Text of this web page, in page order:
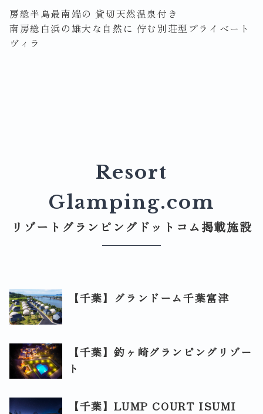
房総半島最南端の 貸切天然温泉付き
南房総白浜の雄大な自然に 佇む別荘型プライベート
ヴィラ
Resort
Glamping.com
リゾートグランピングドットコム掲載施設
【千葉】グランドーム千葉富津
【千葉】釣ヶ崎グランピングリゾー
ト
【千葉】LUMP COURT ISUMI